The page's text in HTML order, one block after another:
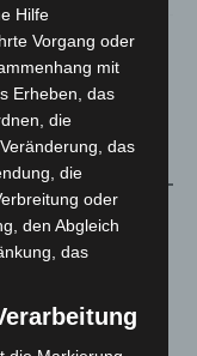
Baustelle
3.252
Hilfe
Vorgang oder
mit
Erheben, das
die
das
die
oder
den Abgleich
das